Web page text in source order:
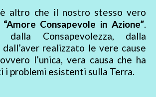
altro che il nostro stesso vero
“Amore Consapevole in Azione”.
dalla Consapevolezza, dalla
dall’aver realizzato le vere cause
l’unica, vera causa che ha
problemi esistenti sulla Terra.